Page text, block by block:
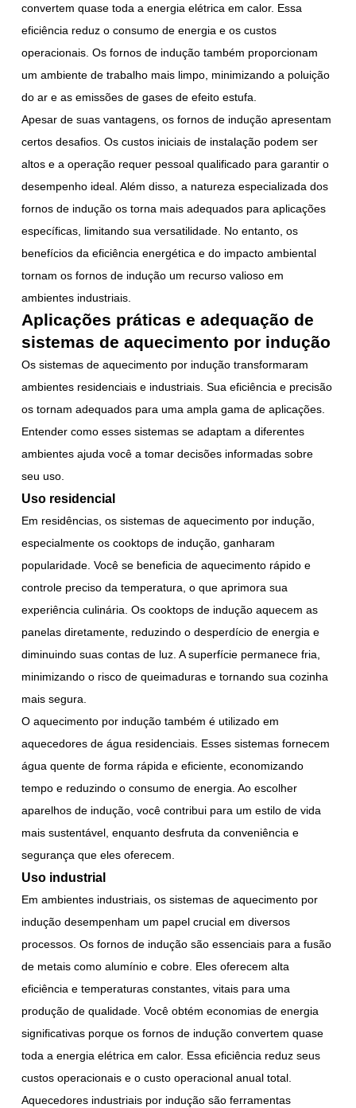
convertem quase toda a energia elétrica em calor. Essa
eficiência reduz o consumo de energia e os custos
operacionais. Os fornos de indução também proporcionam
um ambiente de trabalho mais limpo, minimizando a poluição
do ar e as emissões de gases de efeito estufa.
Apesar de suas vantagens, os fornos de indução apresentam
certos desafios. Os custos iniciais de instalação podem ser
altos e a operação requer pessoal qualificado para garantir o
desempenho ideal. Além disso, a natureza especializada dos
fornos de indução os torna mais adequados para aplicações
específicas, limitando sua versatilidade. No entanto, os
benefícios da eficiência energética e do impacto ambiental
tornam os fornos de indução um recurso valioso em
ambientes industriais.
Aplicações práticas e adequação de
sistemas de aquecimento por indução
Os sistemas de aquecimento por indução transformaram
ambientes residenciais e industriais. Sua eficiência e precisão
os tornam adequados para uma ampla gama de aplicações.
Entender como esses sistemas se adaptam a diferentes
ambientes ajuda você a tomar decisões informadas sobre
seu uso.
Uso residencial
Em residências, os sistemas de aquecimento por indução,
especialmente os cooktops de indução, ganharam
popularidade. Você se beneficia de aquecimento rápido e
controle preciso da temperatura, o que aprimora sua
experiência culinária. Os cooktops de indução aquecem as
panelas diretamente, reduzindo o desperdício de energia e
diminuindo suas contas de luz. A superfície permanece fria,
minimizando o risco de queimaduras e tornando sua cozinha
mais segura.
O aquecimento por indução também é utilizado em
aquecedores de água residenciais. Esses sistemas fornecem
água quente de forma rápida e eficiente, economizando
tempo e reduzindo o consumo de energia. Ao escolher
aparelhos de indução, você contribui para um estilo de vida
mais sustentável, enquanto desfruta da conveniência e
segurança que eles oferecem.
Uso industrial
Em ambientes industriais, os sistemas de aquecimento por
indução desempenham um papel crucial em diversos
processos. Os fornos de indução são essenciais para a fusão
de metais como alumínio e cobre. Eles oferecem alta
eficiência e temperaturas constantes, vitais para uma
produção de qualidade. Você obtém economias de energia
significativas porque os fornos de indução convertem quase
toda a energia elétrica em calor. Essa eficiência reduz seus
custos operacionais e o custo operacional anual total.
Aquecedores industriais por indução são ferramentas